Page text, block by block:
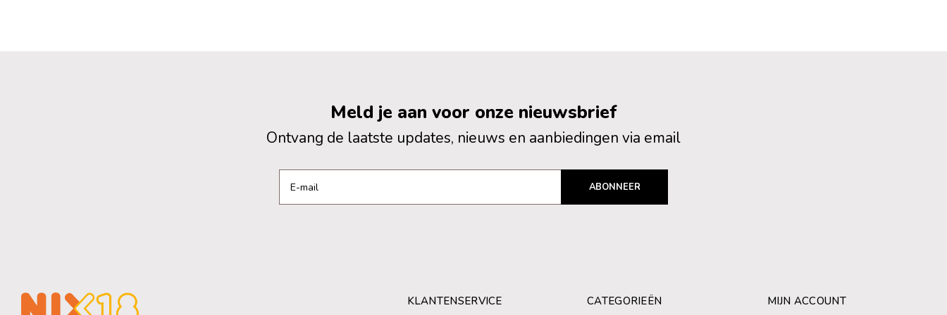
Meld je aan voor onze nieuwsbrief
Ontvang de laatste updates, nieuws en aanbiedingen via email
ABONNEER
KLANTENSERVICE CATEGORIEËN MIJN ACCOUNT